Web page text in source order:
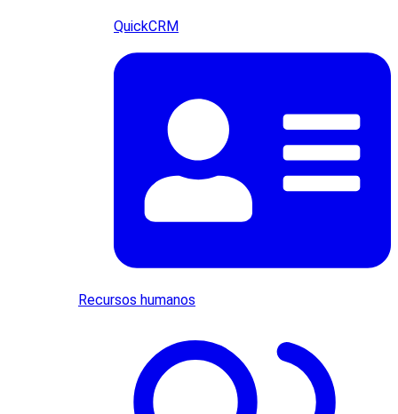
QuickCRM
Recursos humanos